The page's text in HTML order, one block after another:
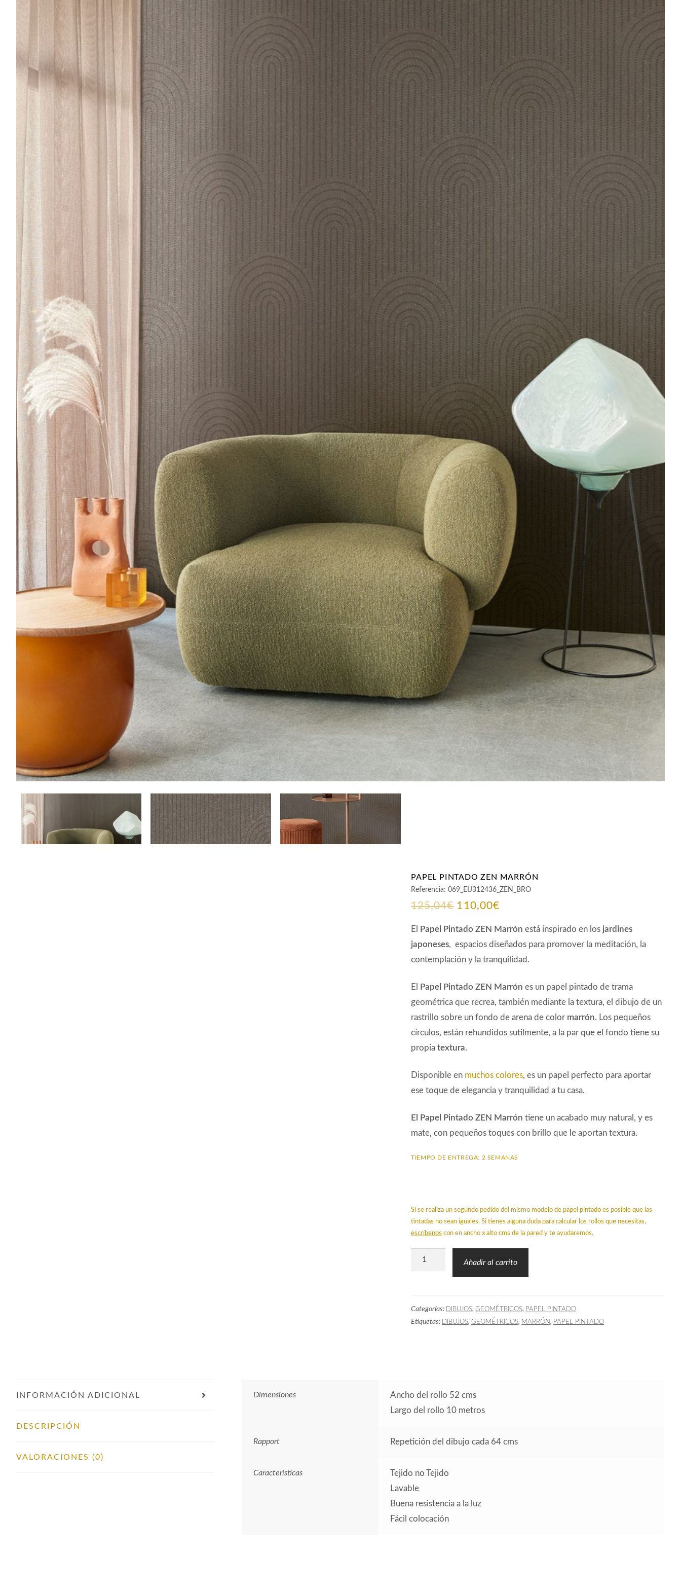
PAPEL PINTADO ZEN MARRÓN
Referencia:069_EIJ312436_ZEN_BRO
125,04€ El
precio
original
era:
125,04€.
110,00€El
precio
actual
es:
El Papel Pintado ZEN Marrónestá inspirado en los jardines
japoneses, espacios diseñados para promover la meditación, la
contemplación y la tranquilidad.
El Papel Pintado ZEN Marrón es un papel pintado de trama
geométrica que recrea, también mediante la textura, el dibujo de un
rastrillo sobre un fondo de arena de color marrón. Los pequeños
círculos, están rehundidos sutilmente, a la par que el fondo tiene su
propiatextura.
Disponible en muchos colores, es un papel perfecto para aportar
ese toque de elegancia y tranquilidad a tu casa.
El Papel Pintado ZEN Marrón tiene un acabado muy natural, y es
mate, con pequeños toques con brillo que le aportan textura.
TIEMPO DE ENTREGA: 2 SEMANAS
Si se realiza un segundo pedido del mismo modelo de papel pintado es posible que las
tintadas no sean iguales. Si tienes alguna duda para calcular los rollos que necesitas,
escríbenos con en ancho x alto cms de la pared y te ayudaremos.
Papel
cantidad
Añadir al carrito
Categorías: DIBUJOS,GEOMÉTRICOS, PAPEL PINTADO
Etiquetas: DIBUJOS,GEOMÉTRICOS, MARRÓN, PAPEL PINTADO
INFORMACIÓN ADICIONAL
DESCRIPCIÓN
VALORACIONES (0)
Dimensiones
Ancho del rollo 52 cms
Largo del rollo 10 metros
Rapport Repetición del dibujo cada 64 cms
Características
Tejido no Tejido
Lavable
Buena resistencia a la luz
Fácil colocación